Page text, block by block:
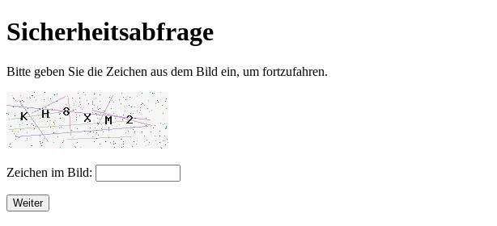
Sicherheitsabfrage
Bitte geben Sie die Zeichen aus dem Bild ein, um fortzufahren.
Zeichen im Bild:
Weiter